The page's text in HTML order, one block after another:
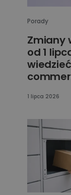
Porady
Zmiany
od 1
1 lipca 2026